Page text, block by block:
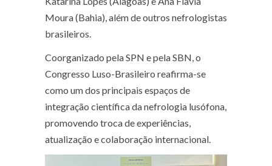
Moura (Bahia), além de outros nefrologistas
brasileiros.
Coorganizado pela SPN e pela SBN, o
Congresso Luso-Brasileiro reafirma-se
como um dos principais espaços de
integração científica da nefrologia lusófona,
promovendo troca de experiências,
atualização e colaboração internacional.